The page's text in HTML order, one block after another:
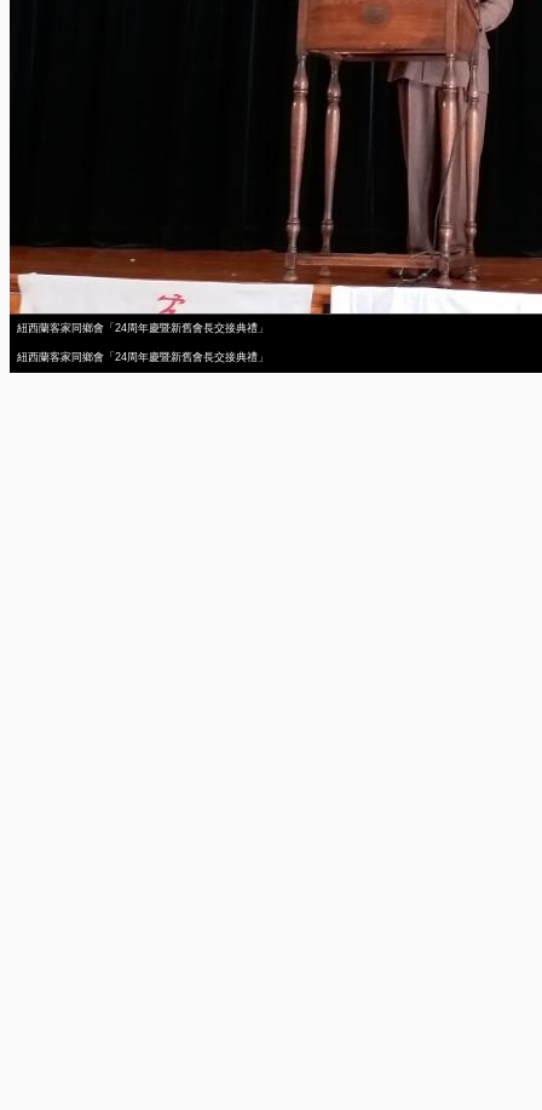
紐西蘭客家同鄉會「24周年慶暨新舊會長交接典禮」
紐西蘭客家同鄉會「24周年慶暨新舊會長交接典禮」